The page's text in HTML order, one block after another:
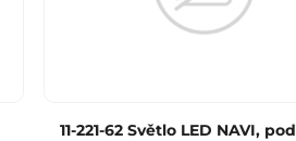
11-221-62 Světlo LED NAVI, pod